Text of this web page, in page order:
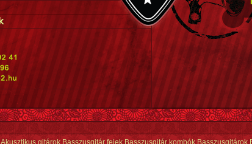
Akusztikus gitárok Basszusgitár fejek Basszusgitár kombók Basszusgitárok